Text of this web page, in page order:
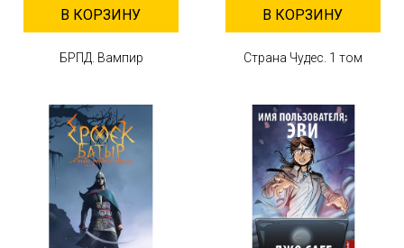
В КОРЗИНУ
БРПД. Вампир
В КОРЗИНУ
Страна Чудес. 1 том